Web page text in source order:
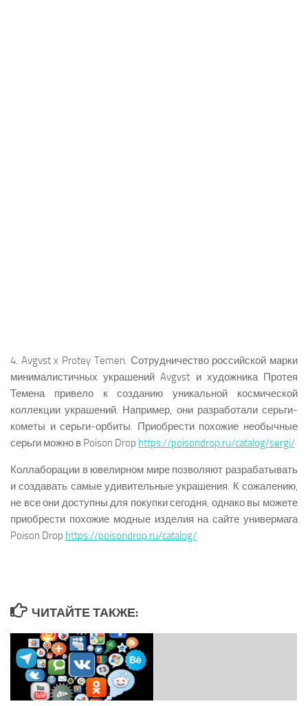
4. Avgvst x Protey Temen. Сотрудничество российской марки
минималистичных украшений Avgvst и художника Протея
Темена привело к созданию уникальной космической
коллекции украшений. Например, они разработали серьги-
кометы и серьги-орбиты. Приобрести похожие необычные
серьги можно в Poison Drop https://poisondrop.ru/catalog/sergi/
Коллаборации в ювелирном мире позволяют разрабатывать
и создавать самые удивительные украшения. К сожалению,
не все они доступны для покупки сегодня, однако вы можете
приобрести похожие модные изделия на сайте универмага
Poison Drop https://poisondrop.ru/catalog/
ЧИТАЙТЕ ТАКЖЕ: